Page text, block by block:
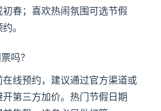
春；喜欢热闹氛围可选节假
。
吗？
线预约，建议通过官方渠道或
第三方加价。热门节假日期